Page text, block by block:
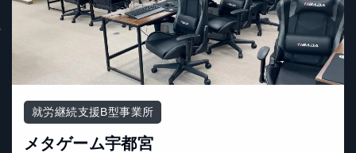
就労継続支援B型事業所
メタゲーム宇都宮